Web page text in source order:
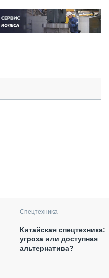
Спецтехника
Китайская спецтехника:
угроза или доступная
альтернатива?